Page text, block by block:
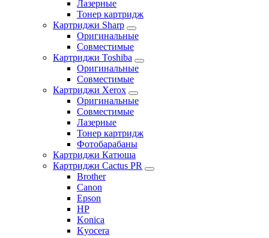
Лазерные
Тонер картридж
Картриджи Sharp
Оригинальные
Совместимые
Картриджи Toshiba
Оригинальные
Совместимые
Картриджи Xerox
Оригинальные
Совместимые
Лазерные
Тонер картридж
Фотобарабаны
Картриджи Катюша
Картриджи Cactus PR
Brother
Canon
Epson
HP
Konica
Kyocera